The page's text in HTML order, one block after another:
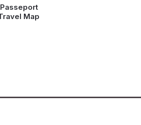
Map